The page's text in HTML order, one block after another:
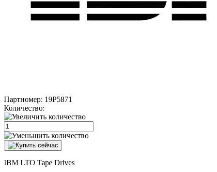
Партномер: 19P5871
Количество:
IBM LTO Tape Drives